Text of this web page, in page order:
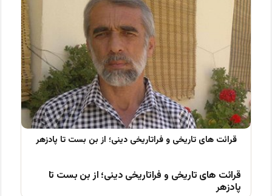
قرائت های تاریخی و فراتاریخی دینی؛ از بن بست تا
پادزهر